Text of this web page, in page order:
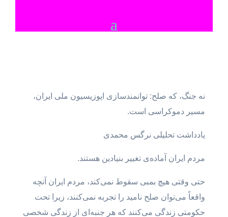
نه جنگ، که صلح: توانمندسازی اپوزیسیون ملی ایران،
مسیر دموکراسی است.
یادداشت تحلیلی نرگس محمدی
مردم ایران آماده‌ی تغییر بنیادین هستند.
حتی وقتی هیچ بمبی سقوط نمی‌کند، مردم ایران آنچه
واقعاً می‌توان صلح نامید را تجربه نمی‌کنند، زیرا تحت
حکومتی زندگی می‌کنند که هر جنبه‌ای از زندگی شخصی